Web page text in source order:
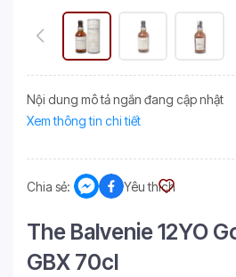
Nội dung mô tả ngắn đang cập nhật
Xem thông tin chi tiết
Chia sẻ: Yêu thích
The Balvenie 12YO
GBX 70cl